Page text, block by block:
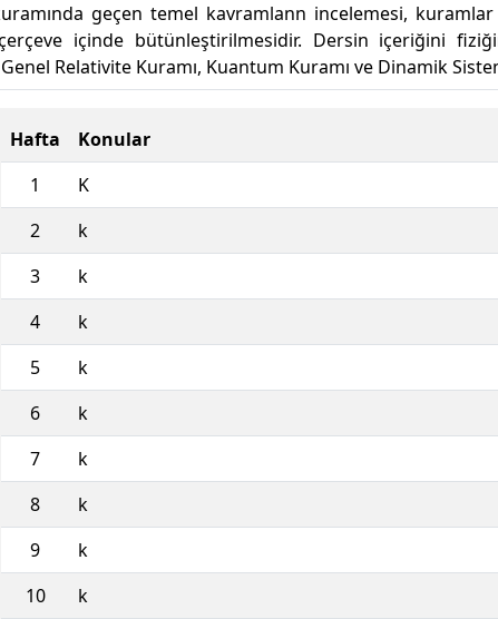
geçen temel kavramlann incelemesi,
içinde bütünleştirilmesidir. Dersin içeriğini
Relativite Kuramı, Kuantum Kuramı ve Dinamik
Hafta
Konular
1
K
2
k
3
k
4
k
5
k
6
k
7
k
8
k
9
k
10
k